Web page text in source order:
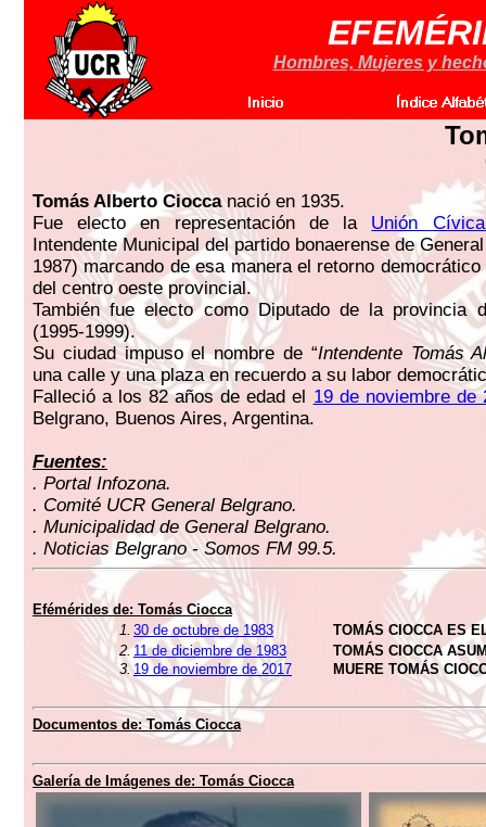
Hombres, Mujeres y
Tomás Alberto Cioccanació en 1935.
Fue electo en representación de la Unión
Intendente Municipal del partido bonaerense de
1987) marcando de esa manera el retorno
del centro oeste provincial.
También fue electo como Diputado de la provincia
(1995-1999).
Su ciudad impuso el nombre de “Intendente Tomás
una calle y una plaza en recuerdo a su labor
Falleció a los 82 años de edad el 19 de noviembre de
Belgrano, Buenos Aires, Argentina.
Fuentes:
. Portal Infozona.
. Comité UCR General Belgrano.
. Municipalidad de General Belgrano.
. Noticias Belgrano - Somos FM 99.5.
Efémérides de: Tomás Ciocca
1. 30 de octubre de 1983
TOMÁS CIOCCA ES
2.11 de diciembre de 1983
TOMÁS CIOCCA
3. 19 de noviembre de 2017 MUERE TOMÁS
Documentos de: Tomás Ciocca
Galería de Imágenes de: Tomás Ciocca